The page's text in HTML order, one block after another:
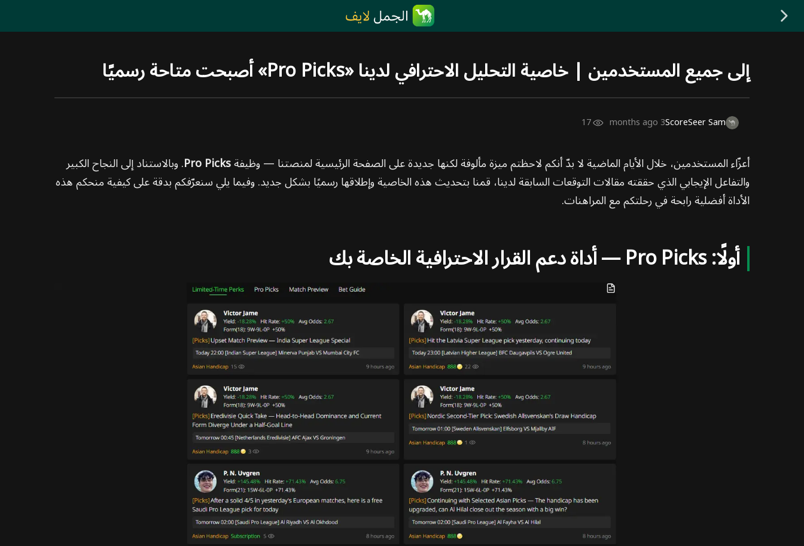
إلى جميع المستخدمين | خاصية التحليل الاحترافي لدينا «Pro Picks» أصبحت متاحة رسميًا
ScoreSeer Sam
3 months ago
17
أعزّاء المستخدمين، خلال الأيام الماضية لا بدّ أنكم لاحظتم ميزة مألوفة لكنها جديدة على الصفحة الرئيسية لمنصتنا — وظيفةPro Picks. وبالاستناد إلى النجاح الكبير
والتفاعل الإيجابي الذي حققته مقالات التوقعات السابقة لدينا، قمنا بتحديث هذه الخاصية وإطلاقها رسميًا بشكل جديد. وفيما يلي سنعرّفكم بدقة على كيفية منحكم هذه
الأداة أفضلية رابحة في رحلتكم مع المراهنات.
أولًا: Pro Picks — أداة دعم القرار الاحترافية الخاصة بك